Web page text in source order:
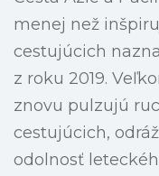
menej než
cestujúcich
z roku 2019.
znovu pulzujú
cestujúcich,
odolnosť